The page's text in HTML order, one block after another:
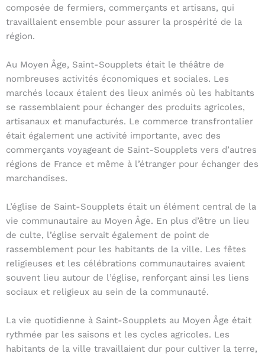
composée de fermiers, commerçants et artisans, qui
travaillaient ensemble pour assurer la prospérité de la
région.
Au Moyen Âge, Saint-Soupplets était le théâtre de
nombreuses activités économiques et sociales. Les
marchés locaux étaient des lieux animés où les habitants
se rassemblaient pour échanger des produits agricoles,
artisanaux et manufacturés. Le commerce transfrontalier
était également une activité importante, avec des
commerçants voyageant de Saint-Soupplets vers d’autres
régions de France et même à l’étranger pour échanger des
marchandises.
L’église de Saint-Soupplets était un élément central de la
vie communautaire au Moyen Âge. En plus d’être un lieu
de culte, l’église servait également de point de
rassemblement pour les habitants de la ville. Les fêtes
religieuses et les célébrations communautaires avaient
souvent lieu autour de l’église, renforçant ainsi les liens
sociaux et religieux au sein de la communauté.
La vie quotidienne à Saint-Soupplets au Moyen Âge était
rythmée par les saisons et les cycles agricoles. Les
habitants de la ville travaillaient dur pour cultiver la terre,